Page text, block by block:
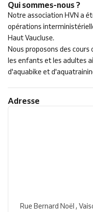
Qui sommes-nous ?
Notre association HVN a
opérations
Haut Vaucluse.
Nous proposons des
les enfants et les adultes
d'aquabike et
Adresse
Rue Bernard Noël ,